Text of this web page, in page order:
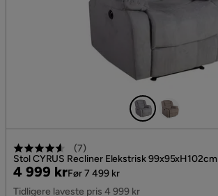
(7)
Stol CYRUS Recliner Elekstrisk 99x95xH102cm
Pris
4 999 kr
Original
Pris
Før 7 499 kr
Tidligere laveste pris 4 999 kr